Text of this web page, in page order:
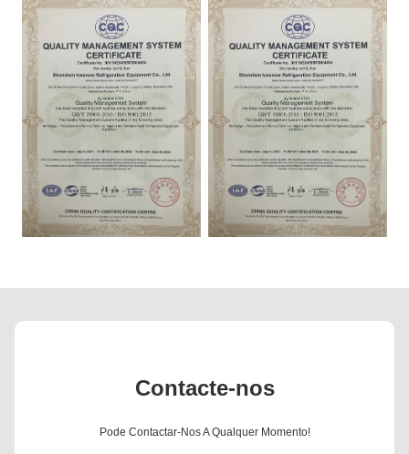
Contacte-nos
Pode Contactar-Nos A Qualquer Momento!